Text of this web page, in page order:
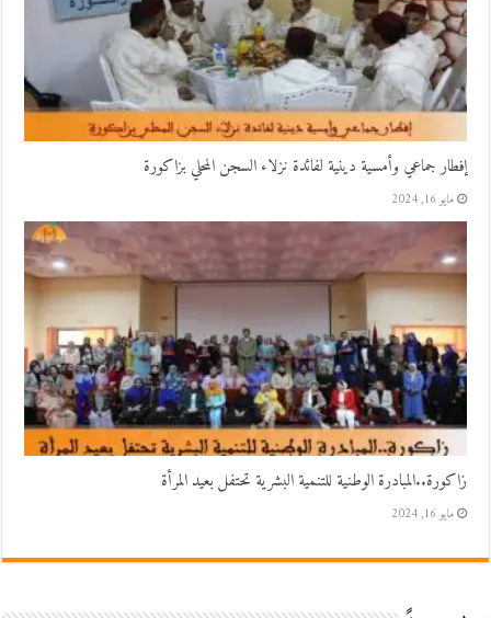
إفطار جماعي وأمسية دينية لفائدة نزلاء السجن المحلي بزاكورة
مايو 16, 2024
زاكورة..المبادرة الوطنية للتنمية البشرية تحتفل بعيد المرأة
مايو 16, 2024